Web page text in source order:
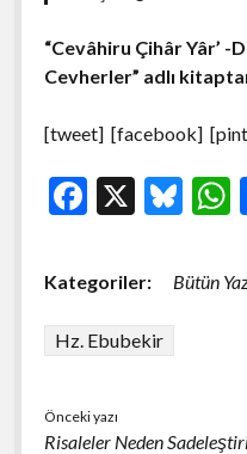
“Cevâhiru Çihâr Yâr’ -
Cevherler” adlı
[tweet] [facebook]
F
e
o
k
X Bl
es
Kategoriler: Bütün
Hz. Ebubekir
Önceki yazı
Risaleler Neden